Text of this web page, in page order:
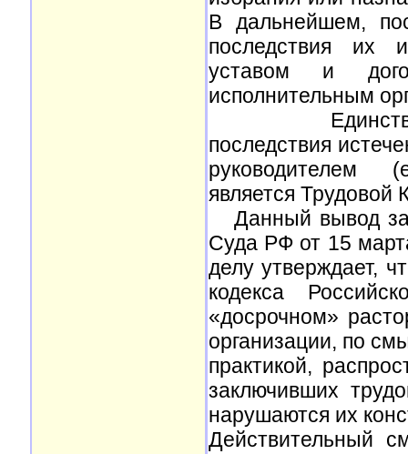
В дальнейшем,
последствия их
уставом и
исполнительным
Единственный
последствия
руководителем
является Трудовой
Данный вывод
Суда РФ от 15
делу утверждает,
кодекса
«досрочном»
организации, по
практикой,
заключивших
нарушаются их
Действительный